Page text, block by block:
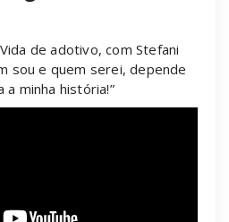
de adotivo, com Stefani
sou e quem serei, depende
minha história!”